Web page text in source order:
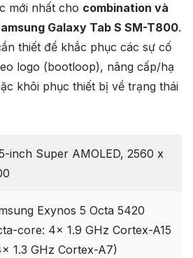
mới nhất cho combination và
Galaxy Tab S SM-T800.
thiết để khắc phục các sự cố
logo (bootloop), nâng cấp/hạ
khôi phục thiết bị về trạng thái
inch Super AMOLED, 2560 x
Exynos 5 Octa 5420
core: 4x 1.9 GHz Cortex-A15
1.3 GHz Cortex-A7)